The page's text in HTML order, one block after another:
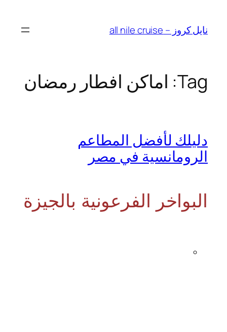
content
نايل كروز – all nile cruise
Tag: اماكن افطار رمضان
دليلك لأفضل المطاعم
الرومانسية في مصر
البواخر الفرعونية بالجيزة